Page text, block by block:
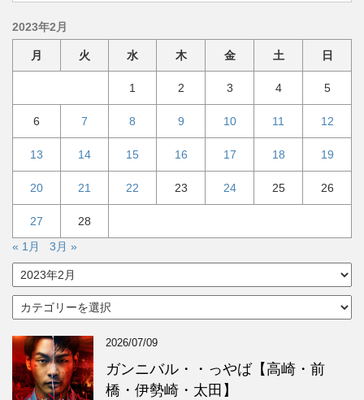
2023年2月
月 火 水 木 金 土 日
1 2 3 4 5
6 7 8 9 10 11 12
13 14 15 16 17 18 19
20 21 22 23 24 25 26
27
28
« 1月
3月 »
ア
ー
カ
イ
ブ
カ
テ
ゴ
ー
2026/07/09
ガンニバル・・っやば【高崎・前
橋・伊勢崎・太田】